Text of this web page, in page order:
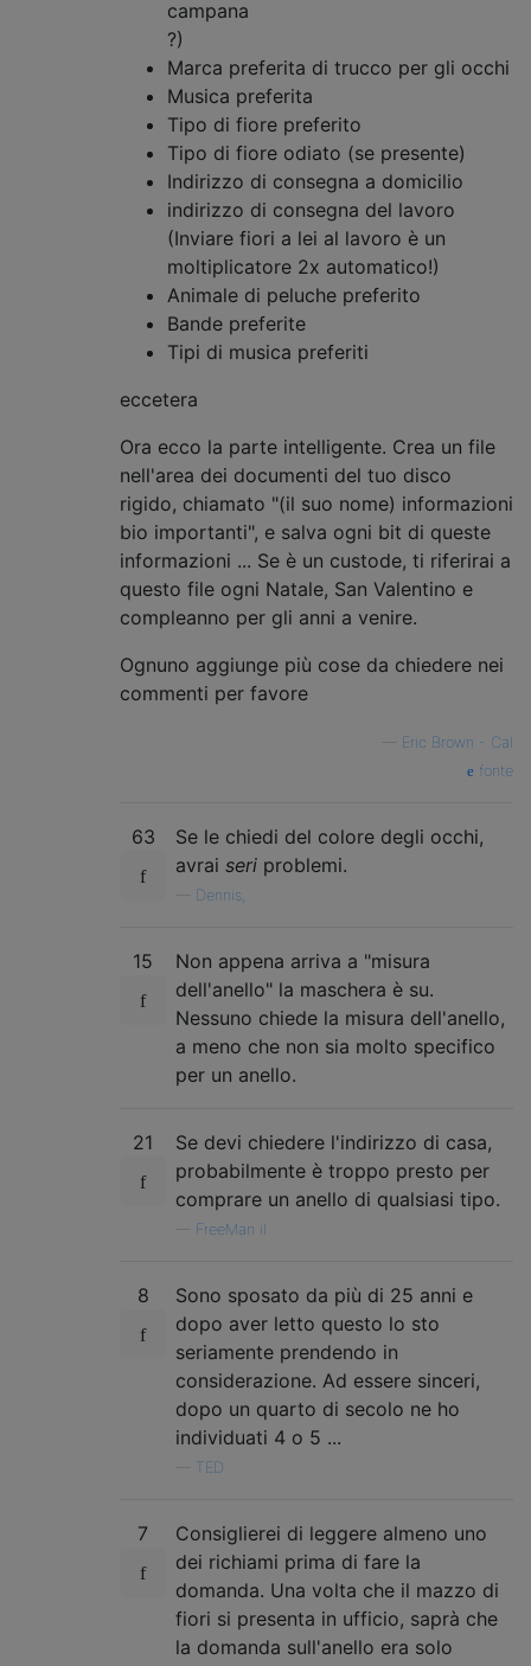
campana
?)
Marca preferita di trucco per gli occhi
Musica preferita
Tipo di fiore preferito
Tipo di fiore odiato (se presente)
Indirizzo di consegna a domicilio
indirizzo di consegna del lavoro
(Inviare fiori a lei al lavoro è un
moltiplicatore 2x automatico!)
Animale di peluche preferito
Bande preferite
Tipi di musica preferiti
eccetera
Ora ecco la parte intelligente. Crea un file
nell'area dei documenti del tuo disco
rigido, chiamato "(il suo nome) informazioni
bio importanti", e salva ogni bit di queste
informazioni ... Se è un custode, ti riferirai a
questo file ogni Natale, San Valentino e
compleanno per gli anni a venire.
Ognuno aggiunge più cose da chiedere nei
commenti per favore
Eric Brown - Cal
fonte
63
Se le chiedi del colore degli occhi,
avrai seri problemi.
Dennis,
15
Non appena arriva a "misura
dell'anello" la maschera è su.
Nessuno chiede la misura dell'anello,
a meno che non sia molto specifico
per un anello.
21
Se devi chiedere l'indirizzo di casa,
probabilmente è troppo presto per
comprare un anello di qualsiasi tipo.
FreeMan il
8
Sono sposato da più di 25 anni e
dopo aver letto questo lo sto
seriamente prendendo in
considerazione. Ad essere sinceri,
dopo un quarto di secolo ne ho
individuati 4 o 5 ...
TED
7
Consiglierei di leggere almeno uno
dei richiami prima di fare la
domanda. Una volta che il mazzo di
fiori si presenta in ufficio, saprà che
la domanda sull'anello era solo